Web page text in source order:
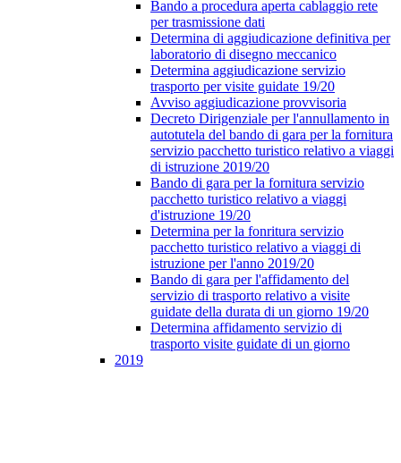
Bando a procedura aperta cablaggio rete
per trasmissione dati
Determina di aggiudicazione definitiva per
laboratorio di disegno meccanico
Determina aggiudicazione servizio
trasporto per visite guidate 19/20
Avviso aggiudicazione provvisoria
Decreto Dirigenziale per l'annullamento in
autotutela del bando di gara per la fornitura
servizio pacchetto turistico relativo a viaggi
di istruzione 2019/20
Bando di gara per la fornitura servizio
pacchetto turistico relativo a viaggi
d'istruzione 19/20
Determina per la fonritura servizio
pacchetto turistico relativo a viaggi di
istruzione per l'anno 2019/20
Bando di gara per l'affidamento del
servizio di trasporto relativo a visite
guidate della durata di un giorno 19/20
Determina affidamento servizio di
trasporto visite guidate di un giorno
2019